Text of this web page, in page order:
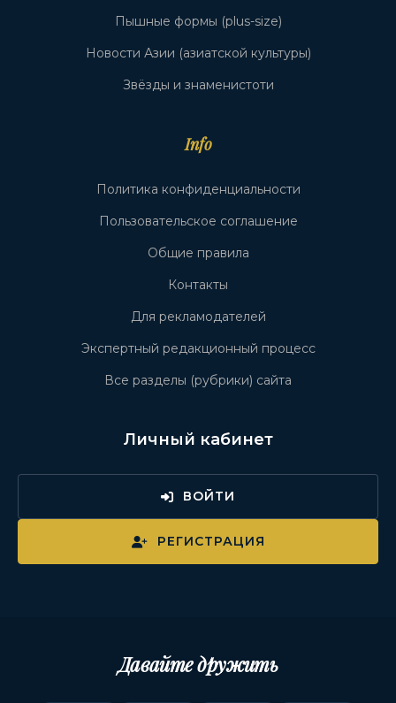
Пышные формы (plus-size)
Новости Азии (азиатской культуры)
Звёзды и знаменистоти
Info
Политика конфиденциальности
Пользовательское соглашение
Общие правила
Контакты
Для рекламодателей
Экспертный редакционный процесс
Все разделы (рубрики) сайта
Личный кабинет
ВОЙТИ
РЕГИСТРАЦИЯ
Давайте дружить